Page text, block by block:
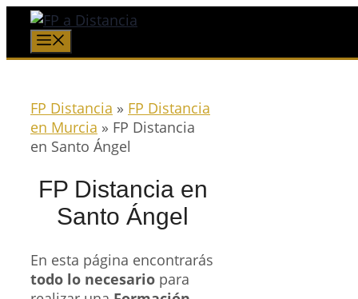
Saltar
contenido
FP Distancia » FP Distancia
en Murcia » FP Distancia
en Santo Ángel
FP Distancia en
Santo Ángel
En esta página encontrarás
todo lo necesario para